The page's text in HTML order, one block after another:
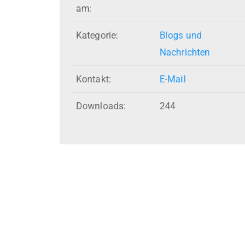
am:
Kategorie:
Blogs und
Nachrichten
Kontakt: E-Mail
Downloads: 244